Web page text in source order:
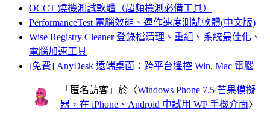
OCCT 燒機測試軟體（超頻檢測必備工具）
PerformanceTest 電腦效能、運作速度測試軟體(中文版)
Wise Registry Cleaner 登錄檔清理、重組、系統最佳化、
電腦加速工具
[免費] AnyDesk 遠端桌面：跨平台遙控 Win, Mac 電腦
「 匿名訪客 」於〈Windows Phone 7.5 芒果模擬
器，在 iPhone、Android 中試用 WP 手機介面〉